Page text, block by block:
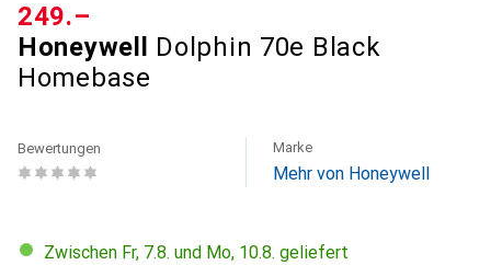
Honeywell
Dolphin 70e Black
Homebase
CHF
249.–
Bewertungen Marke
Mehr von Honeywell
Zwischen Fr, 7.8. und Mo, 10.8. geliefert